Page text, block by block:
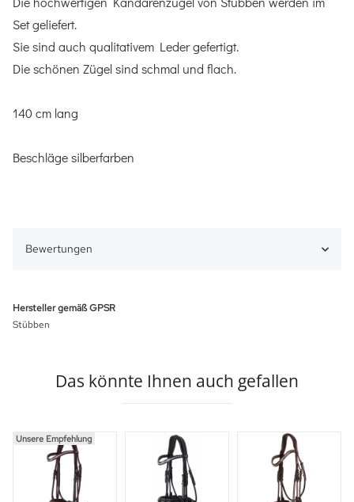
Set geliefert.
Sie sind auch qualitativem Leder gefertigt.
Die schönen Zügel sind schmal und flach.
140 cm lang
Beschläge silberfarben
Bewertungen
Hersteller gemäß GPSR
Stübben
Das könnte Ihnen auch gefallen
Unsere Empfehlung